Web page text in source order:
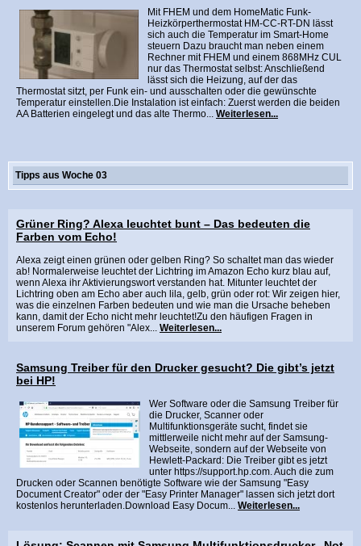
Mit FHEM und dem HomeMatic Funk-
Heizkörperthermostat HM-CC-RT-DN lässt
sich auch die Temperatur im Smart-Home
steuern Dazu braucht man neben einem
Rechner mit FHEM und einem 868MHz CUL
nur das Thermostat selbst: Anschließend
lässt sich die Heizung, auf der das
Thermostat sitzt, per Funk ein- und ausschalten oder die gewünschte
Temperatur einstellen.Die Instalation ist einfach: Zuerst werden die beiden
AA Batterien eingelegt und das alte Thermo... Weiterlesen...
Tipps aus Woche 03
Grüner Ring? Alexa leuchtet bunt – Das bedeuten die
Farben vom Echo!
Alexa zeigt einen grünen oder gelben Ring? So schaltet man das wieder
ab! Normalerweise leuchtet der Lichtring im Amazon Echo kurz blau auf,
wenn Alexa ihr Aktivierungswort verstanden hat. Mitunter leuchtet der
Lichtring oben am Echo aber auch lila, gelb, grün oder rot: Wir zeigen hier,
was die einzelnen Farben bedeuten und wie man die Ursache beheben
kann, damit der Echo nicht mehr leuchtet!Zu den häufigen Fragen in
unserem Forum gehören "Alex... Weiterlesen...
Samsung Treiber für den Drucker gesucht? Die gibt’s jetzt
bei HP!
Wer Software oder die Samsung Treiber für
die Drucker, Scanner oder
Multifunktionsgeräte sucht, findet sie
mittlerweile nicht mehr auf der Samsung-
Webseite, sondern auf der Webseite von
Hewlett-Packard: Die Treiber gibt es jetzt
unter https://support.hp.com. Auch die zum
Drucken oder Scannen benötigte Software wie der Samsung "Easy
Document Creator" oder der "Easy Printer Manager" lassen sich jetzt dort
kostenlos herunterladen.Download Easy Docum... Weiterlesen...